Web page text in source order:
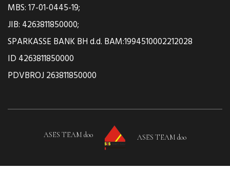
MBS: 17-01-0445-19;
JIB: 4263811850000;
SPARKASSE BANK BH d.d. BAM:1994510002212028
ID 4263811850000
PDVBROJ 263811850000
ASES TEAM doo ASES TEAM doo